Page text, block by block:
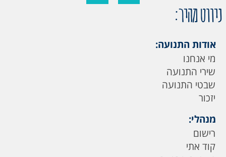
ניווט מהיר:
אודות התנועה:
מי אנחנו
שירי התנועה
שבטי התנועה
יזכור
מנהלי:
רישום
קוד אתי